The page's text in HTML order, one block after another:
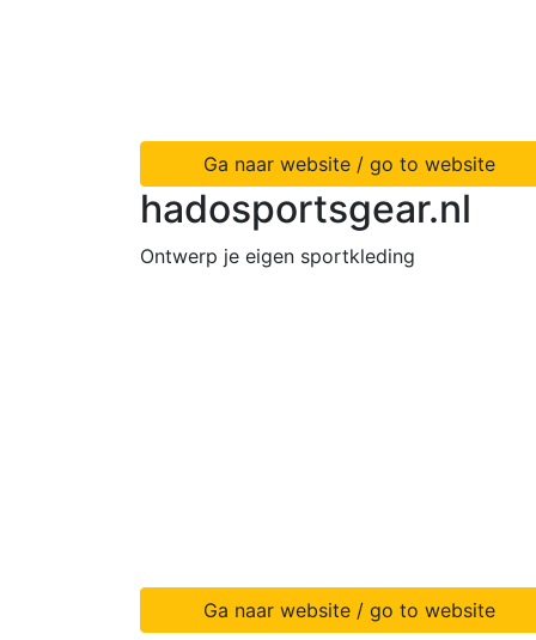
Ga naar website / go to website
hadosportsgear.nl
Ontwerp je eigen sportkleding
Ga naar website / go to website